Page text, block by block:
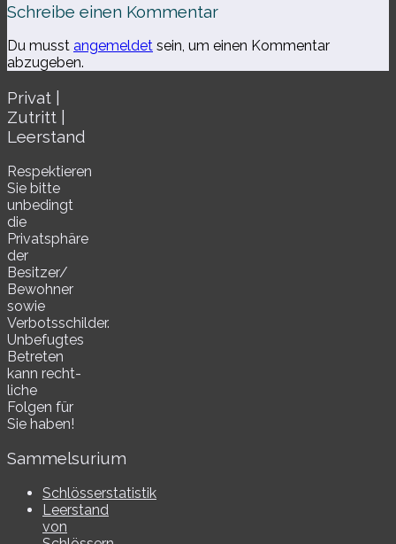
Schreibe einen Kommentar
Du musst angemeldet sein, um einen Kommentar
abzugeben.
Privat |
Zutritt |
Leerstand
Respektieren
Sie bitte
unbe­dingt
die
Privatsphäre
der
Besitzer/​
Bewohner
sowie
Verbotsschilder.
Unbefugtes
Betreten
kann recht­
li­che
Folgen für
Sie haben!
Sammelsurium
Schlösserstatistik
Leerstand
von